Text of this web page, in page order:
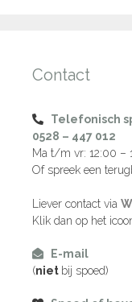
Contact
Telefonisch
0528 – 447 012
Ma t/m vr: 12:00 –
Of spreek een
Liever contact via
Klik dan op het
E-mail
(niet bij spoed)